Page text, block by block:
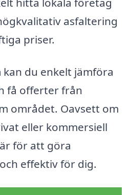
asfaltering
priser.
du enkelt jämföra
få offerter från
området. Oavsett om
eller kommersiell
för att göra
effektiv för dig.